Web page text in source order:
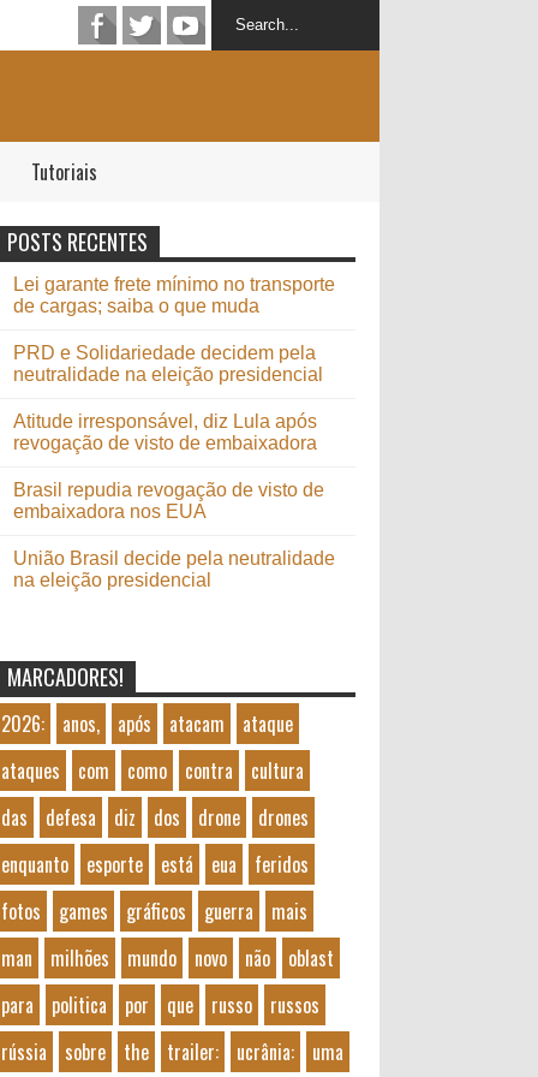
Tutoriais
POSTS RECENTES
Lei garante frete mínimo no transporte
de cargas; saiba o que muda
PRD e Solidariedade decidem pela
neutralidade na eleição presidencial
Atitude irresponsável, diz Lula após
revogação de visto de embaixadora
Brasil repudia revogação de visto de
embaixadora nos EUA
União Brasil decide pela neutralidade
na eleição presidencial
MARCADORES!
2026: anos, após atacam
ataque
ataques
com como contra
cultura
das
defesa diz dos drone
drones
enquanto
esporte está eua
feridos
fotos
games gráficos guerra
mais
man
milhões mundo novo não
oblast
para
politica por que russo
russos
rússia
sobre the trailer: ucrânia:
uma